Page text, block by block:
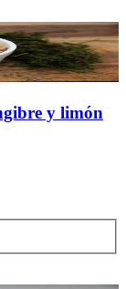
y limón